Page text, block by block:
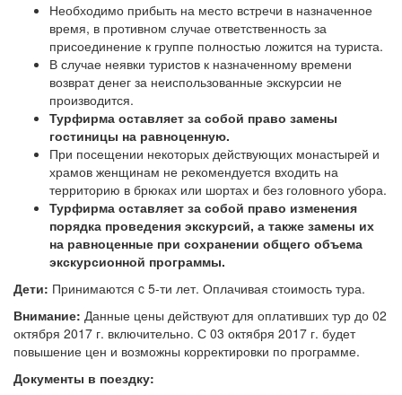
Необходимо прибыть на место встречи в назначенное
время, в противном случае ответственность за
присоединение к группе полностью ложится на туриста.
В случае неявки туристов к назначенному времени
возврат денег за неиспользованные экскурсии не
производится.
Турфирма оставляет за собой право замены
гостиницы на равноценную.
При посещении некоторых действующих монастырей и
храмов женщинам не рекомендуется входить на
территорию в брюках или шортах и без головного убора.
Турфирма оставляет за собой право изменения
порядка проведения экскурсий, а также замены их
на равноценные при сохранении общего объема
экскурсионной программы.
Дети: Принимаются c 5-ти лет. Оплачивая стоимость тура.
Внимание: Данные цены действуют для оплативших тур до 02
октября 2017 г. включительно. С 03 октября 2017 г. будет
повышение цен и возможны корректировки по программе.
Документы в поездку: